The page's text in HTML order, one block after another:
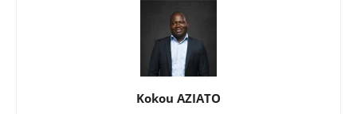
Kokou AZIATO